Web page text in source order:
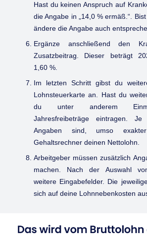
Hast du keinen Anspruch auf
die Angabe in „14,0 % ermäß.“.
ändere die Angabe auch
Ergänze anschließend den
Zusatzbeitrag. Dieser beträgt
1,60 %.
Im letzten Schritt gibst du
Lohnsteuerkarte an. Hast du
du unter anderem
Jahresfreibeträge eintragen.
Angaben sind, umso
Gehaltsrechner deinen Nettolohn.
Arbeitgeber müssen zusätzlich
machen. Nach der Auswahl
weitere Eingabefelder. Die
sich auf deine Lohnnebenkosten